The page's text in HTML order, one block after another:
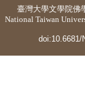
臺灣大學文學院佛
National Taiwan
doi:10.6681/